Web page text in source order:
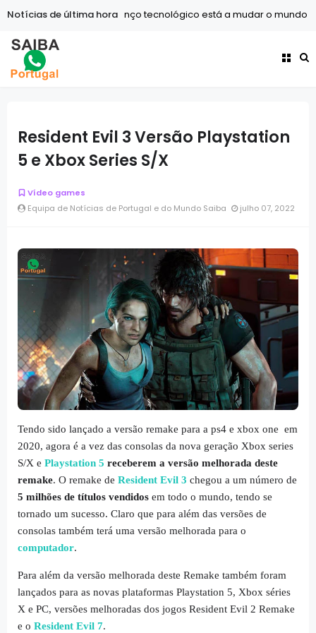
Tecnologia O avanço tecnológico está a mudar o mundo
Notícias de última hora
Resident Evil 3 Versão Playstation
5 e Xbox Series S/X
Vídeo games
Equipa de Notícias de Portugal e do Mundo Saiba
julho 07, 2022
Tendo sido lançado a versão remake para a ps4 e xbox one em
2020, agora é a vez das consolas da nova geração Xbox series
S/X e Playstation 5 receberem a versão melhorada deste
remake. O remake de Resident Evil 3 chegou a um número de
5 milhões de títulos vendidos em todo o mundo, tendo se
tornado um sucesso. Claro que para além das versões de
consolas também terá uma versão melhorada para o
computador.
Para além da versão melhorada deste Remake também foram
lançados para as novas plataformas Playstation 5, Xbox séries
X e PC, versões melhoradas dos jogos Resident Evil 2 Remake
e o Resident Evil 7.